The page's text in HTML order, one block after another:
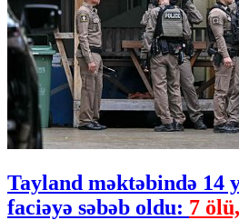
Tayland məktəbində 14
faciəyə səbəb oldu: 7